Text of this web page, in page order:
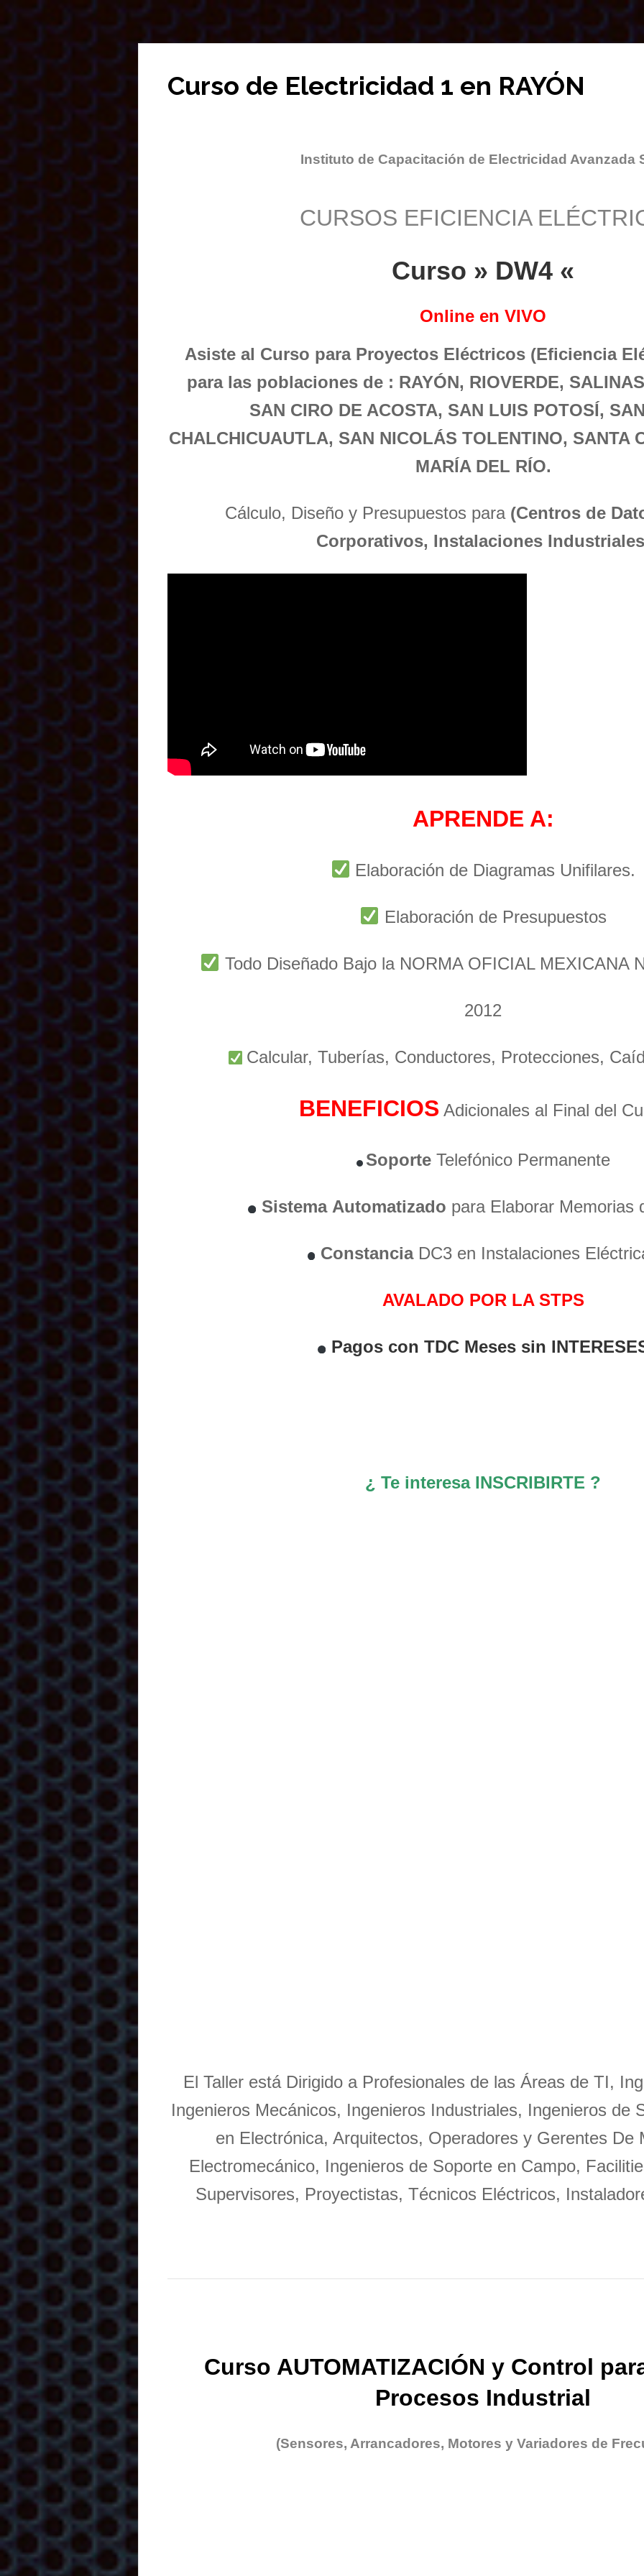
Curso de Electricidad 1 en RAYÓN
Instituto de Capacitación de Electricidad Avanzada
CURSOS EFICIENCIA
Curso » DW4 «
Online en VIVO
Asiste al Curso para Proyectos Eléctricos (Eficiencia
para las poblaciones de : RAYÓN, RIOVERDE,
SAN CIRO DE ACOSTA, SAN LUIS POTOSÍ,
CHALCHICUAUTLA, SAN NICOLÁS TOLENTINO, SANTA
MARÍA DEL RÍO.
Cálculo, Diseño y Presupuestos para (Centros de
Corporativos, Instalaciones
APRENDE A:
Elaboración de Diagramas Unifilares.
Elaboración de Presupuestos
Todo Diseñado Bajo la NORMA OFICIAL MEXICANA
2012
Calcular, Tuberías, Conductores, Protecciones,
BENEFICIOS Adicionales al Final del
Soporte Telefónico Permanente
Sistema Automatizado para Elaborar Memorias
ConstanciaDC3 en Instalaciones
AVALADO POR LA STPS
Pagos con TDC Meses sin
¿ Te interesa INSCRIBIRTE ?
El Taller está Dirigido a Profesionales de las Áreas de TI,
Ingenieros Mecánicos, Ingenieros Industriales, Ingenieros de
en Electrónica, Arquitectos, Operadores y Gerentes De
Electromecánico, Ingenieros de Soporte en Campo,
Supervisores, Proyectistas, Técnicos Eléctricos,
Curso AUTOMATIZACIÓN y Control
Procesos Industrial
(Sensores, Arrancadores, Motores y Variadores de